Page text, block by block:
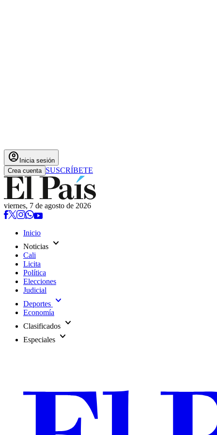
account_circle Inicia sesión
Crea cuenta SUSCRÍBETE
viernes, 7 de agosto de 2026
Inicio
Noticias expand_more
Cali
Licita
Política
Elecciones
Judicial
Deportes expand_more
Economía
Clasificados expand_more
Especiales expand_more